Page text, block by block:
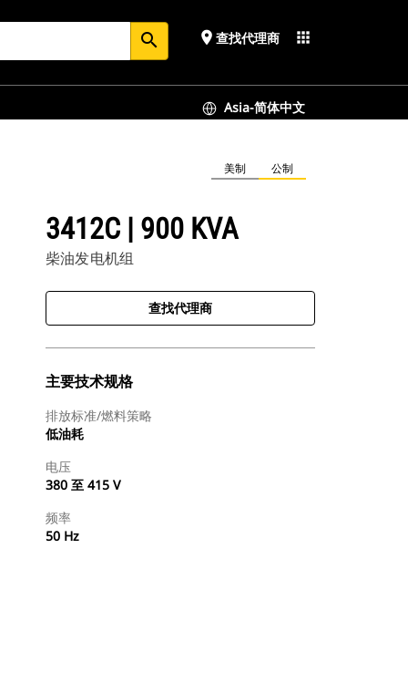
search place 查找代理商 apps
Asia-简体中文
美制 公制
3412C | 900 KVA
柴油发电机组
查找代理商
主要技术规格
排放标准/燃料策略
低油耗
电压
380 至 415 V
频率
50 Hz